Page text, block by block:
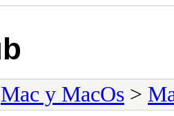
Mac y MacOs >